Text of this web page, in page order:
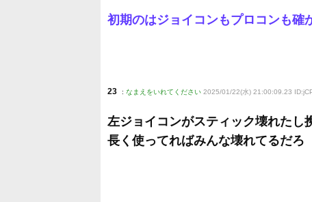
初期のはジョイコンもプロコンも確
23 : なまえをいれてください 2025/01/22(水) 21:00:09.23
左ジョイコンがスティック壊れたし
長く使ってればみんな壊れてるだろ